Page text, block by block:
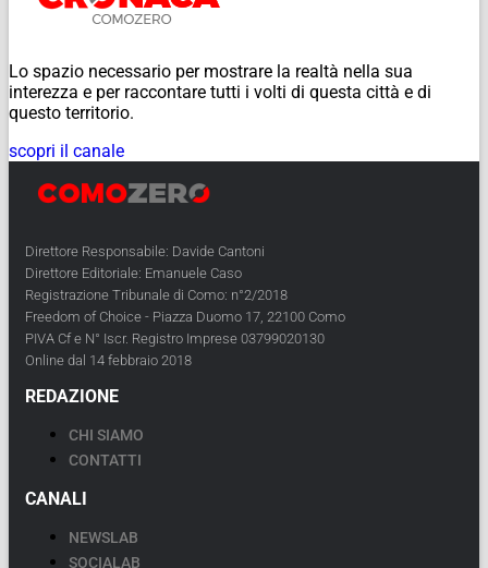
Lo spazio necessario per mostrare la realtà nella sua
interezza e per raccontare tutti i volti di questa città e di
questo territorio.
scopri il canale
Direttore Responsabile: Davide Cantoni
Direttore Editoriale: Emanuele Caso
Registrazione Tribunale di Como: n°2/2018
Freedom of Choice - Piazza Duomo 17, 22100 Como
PIVA Cf e N° Iscr. Registro Imprese 03799020130
Online dal 14 febbraio 2018
REDAZIONE
CHI SIAMO
CONTATTI
CANALI
NEWSLAB
SOCIALAB